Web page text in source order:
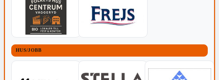
HUS/JOBB